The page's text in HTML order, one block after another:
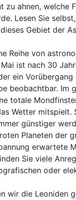
zu ahnen, welche
Lesen Sie
Gebiet der
Reihe von
ist nach 30
ein
beobachtbar. Im
totale
Wetter mitspielt.
günstiger
Planeten der
erwartete
Sie viele
oder
wir die Leoniden